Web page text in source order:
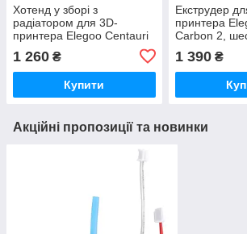
Хотенд у зборі з
радіатором для 3D-
принтера Elegoo Centauri
загартована сталь
1 260 ₴
Купити
Екструдер
принтера
Carbon 2,
(оригінал,
1 390₴
Акційні пропозиції та новинки